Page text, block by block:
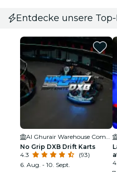
Entdecke unsere
No Grip DXB Drift Karts
4.3
(93)
6. Aug. - 10. Sept.